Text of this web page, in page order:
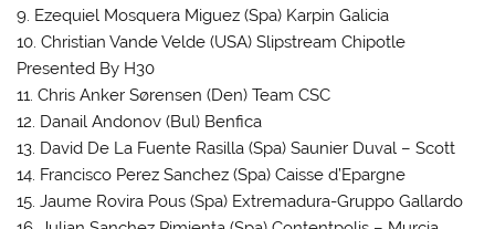
9. Ezequiel Mosquera Miguez (Spa) Karpin Galicia
10. Christian Vande Velde (USA) Slipstream Chipotle
Presented By H30
11. Chris Anker Sørensen (Den) Team CSC
12. Danail Andonov (Bul) Benfica
13. David De La Fuente Rasilla (Spa) Saunier Duval – Scott
14. Francisco Perez Sanchez (Spa) Caisse d’Epargne
15. Jaume Rovira Pous (Spa) Extremadura-Gruppo Gallardo